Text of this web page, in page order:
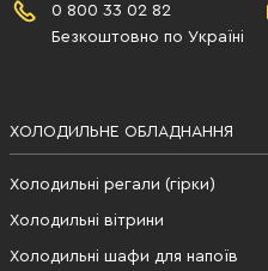
0 800 33 02 82
Безкоштовно по Україні
ХОЛОДИЛЬНЕ ОБЛАДНАННЯ
Холодильні регали (гірки)
Холодильні вітрини
Холодильні шафи для напоїв